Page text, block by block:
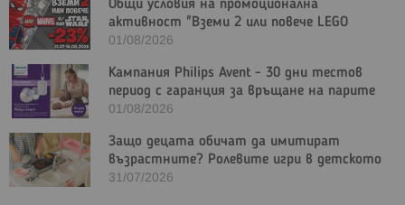
Общи условия на промоционална
активност "Вземи 2 или повече LEGO
Marvel и/или LEGO Star Wars с - 23%"
01/08/2026
Кампания Philips Avent - 30 дни тестов
период с гаранция за връщане на парите
01/08/2026
Защо децата обичат да имитират
възрастните? Ролевите игри в детското
развитие
31/07/2026